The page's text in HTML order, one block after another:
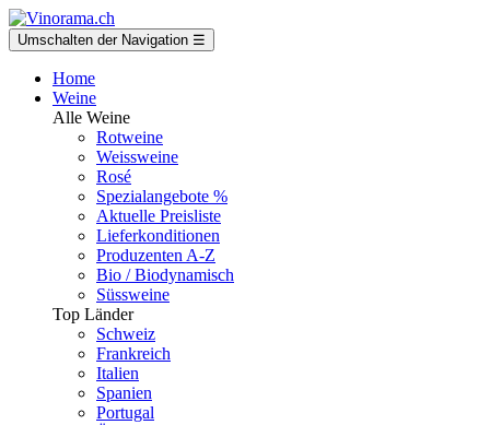
Umschalten der Navigation ☰
Home
Weine
Alle Weine
Rotweine
Weissweine
Rosé
Spezialangebote %
Aktuelle Preisliste
Lieferkonditionen
Produzenten A-Z
Bio / Biodynamisch
Süssweine
Top Länder
Schweiz
Frankreich
Italien
Spanien
Portugal